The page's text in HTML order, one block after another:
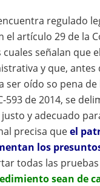
regulado
el artículo 29 de la
señalan que
y que, antes
oído so pena de
593 de 2014, se
y adecuado
precisa queel
los
todas las
sean de